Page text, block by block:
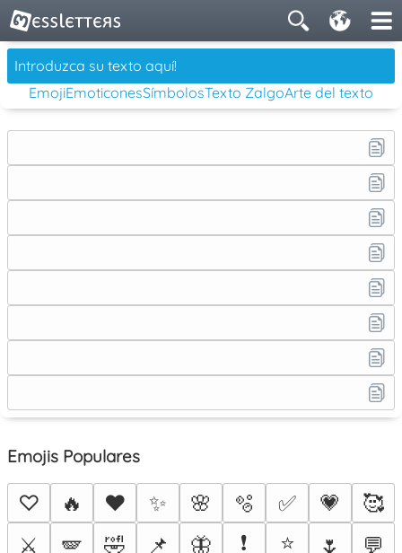
EmojiEmoticonesSímbolosTexto ZalgoArte del texto
Emojis Populares
♡ 🔥 ❤️ ✨ 🌸 🫧 ✅ 💗
🥰
⚔️
🪽 🤣 📌 🦋 ❗ ⭐ 🌷
💬